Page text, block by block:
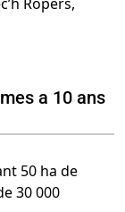
a 10 ans